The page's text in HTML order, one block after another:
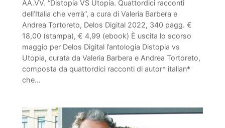
AA.VV. “Distopia VS Utopia. Quattordici racconti
dell’Italia che verrà”, a cura di Valeria Barbera e
Andrea Tortoreto, Delos Digital 2022, 340 pagg. €
18,00 (stampa), € 4,99 (ebook) È uscita lo scorso
maggio per Delos Digital l’antologia Distopia vs
Utopia, curata da Valeria Barbera e Andrea Tortoreto,
composta da quattordici racconti di autor* italian*
che…